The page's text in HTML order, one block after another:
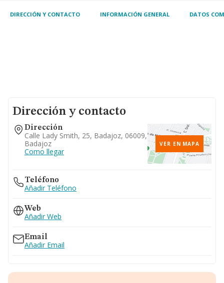
bebi
DIRECCIÓN Y CONTACTO INFORMACIÓN GENERAL DATOS
Dirección y contacto
Dirección
Calle Lady Smith, 25, Badajoz, 06009,
Badajoz
Como llegar
VER EN MAPA
Teléfono
Añadir Teléfono
Web
Añadir Web
Email
Añadir Email